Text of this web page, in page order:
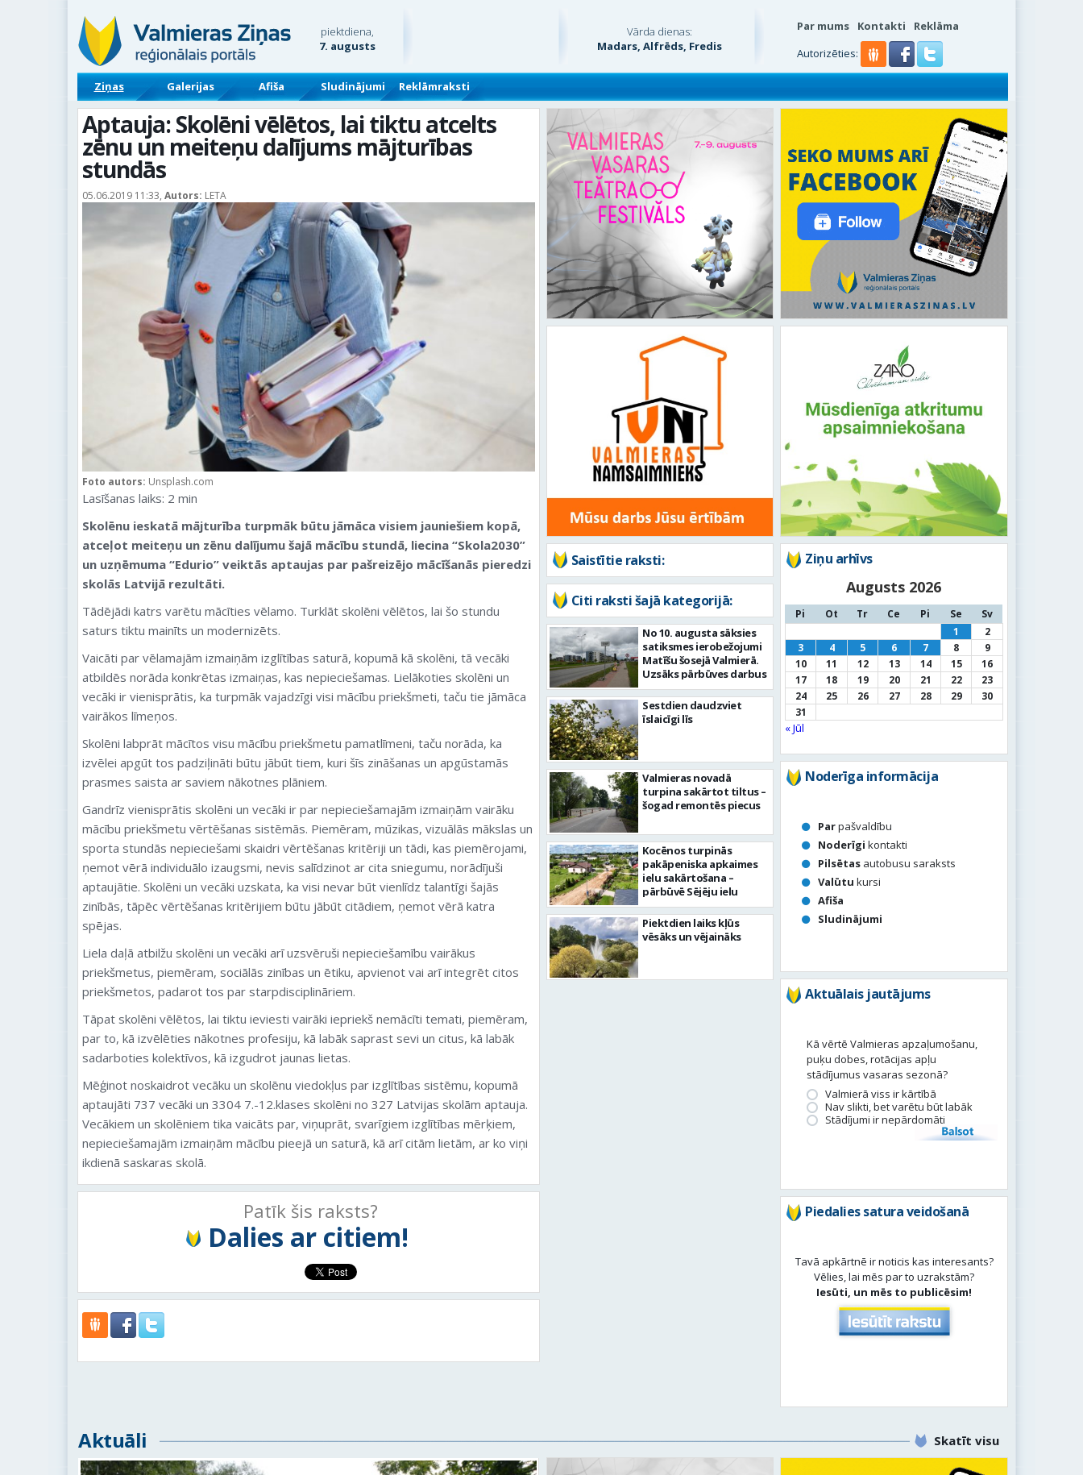
piektdiena,
7. augusts
Vārda dienas:
Madars, Alfrēds, Fredis
Par mums Kontakti
Reklāma
Autorizēties:
Ziņas Galerijas Afiša Sludinājumi Reklāmraksti
Aptauja: Skolēni vēlētos, lai tiktu atcelts
zēnu un meiteņu dalījums mājturības
stundās
05.06.2019 11:33, Autors: LETA
Foto autors: Unsplash.com
Lasīšanas laiks: 2 min
Skolēnu ieskatā mājturība turpmāk būtu jāmāca visiem jauniešiem kopā,
atceļot meiteņu un zēnu dalījumu šajā mācību stundā, liecina “Skola2030”
un uzņēmuma “Edurio” veiktās aptaujas par pašreizējo mācīšanās pieredzi
skolās Latvijā rezultāti.
Tādējādi katrs varētu mācīties vēlamo. Turklāt skolēni vēlētos, lai šo stundu
saturs tiktu mainīts un modernizēts.
Vaicāti par vēlamajām izmaiņām izglītības saturā, kopumā kā skolēni, tā vecāki
atbildēs norāda konkrētas izmaiņas, kas nepieciešamas. Lielākoties skolēni un
vecāki ir vienisprātis, ka turpmāk vajadzīgi visi mācību priekšmeti, taču tie jāmāca
vairākos līmeņos.
Skolēni labprāt mācītos visu mācību priekšmetu pamatlīmeni, taču norāda, ka
izvēlei apgūt tos padziļināti būtu jābūt tiem, kuri šīs zināšanas un apgūstamās
prasmes saista ar saviem nākotnes plāniem.
Gandrīz vienisprātis skolēni un vecāki ir par nepieciešamajām izmaiņām vairāku
mācību priekšmetu vērtēšanas sistēmās. Piemēram, mūzikas, vizuālās mākslas un
sporta stundās nepieciešami skaidri vērtēšanas kritēriji un tādi, kas piemērojami,
ņemot vērā individuālo izaugsmi, nevis salīdzinot ar cita sniegumu, norādījuši
aptaujātie. Skolēni un vecāki uzskata, ka visi nevar būt vienlīdz talantīgi šajās
zinībās, tāpēc vērtēšanas kritērijiem būtu jābūt citādiem, ņemot vērā katra
spējas.
Liela daļā atbilžu skolēni un vecāki arī uzsvēruši nepieciešamību vairākus
priekšmetus, piemēram, sociālās zinības un ētiku, apvienot vai arī integrēt citos
priekšmetos, padarot tos par starpdisciplināriem.
Tāpat skolēni vēlētos, lai tiktu ieviesti vairāki iepriekš nemācīti temati, piemēram,
par to, kā izvēlēties nākotnes profesiju, kā labāk saprast sevi un citus, kā labāk
sadarboties kolektīvos, kā izgudrot jaunas lietas.
Mēģinot noskaidrot vecāku un skolēnu viedokļus par izglītības sistēmu, kopumā
aptaujāti 737 vecāki un 3304 7.-12.klases skolēni no 327 Latvijas skolām aptauja.
Vecākiem un skolēniem tika vaicāts par, viņuprāt, svarīgiem izglītības mērķiem,
nepieciešamajām izmaiņām mācību pieejā un saturā, kā arī citām lietām, ar ko viņi
ikdienā saskaras skolā.
Patīk šis raksts?
Dalies ar citiem!
Saistītie raksti:
Citi raksti šajā kategorijā:
No 10. augusta sāksies
satiksmes ierobežojumi
Matīšu šosejā Valmierā.
Uzsāks pārbūves darbus
Sestdien daudzviet
īslaicīgi līs
Valmieras novadā
turpina sakārtot tiltus –
šogad remontēs piecus
Kocēnos turpinās
pakāpeniska apkaimes
ielu sakārtošana –
pārbūvē Sējēju ielu
Piektdien laiks kļūs
vēsāks un vējaināks
Ziņu arhīvs
Augusts 2026
Pi Ot Tr Ce Pi Se
Sv
1
2
3
4 5 6 7 8
9
10
11 12 13 14 15
16
17
18 19 20 21 22
23
24
25 26 27 28 29
30
31
« Jūl
Noderīga informācija
Parpašvaldību
Noderīgi kontakti
Pilsētas autobusu saraksts
Valūtu kursi
Afiša
Sludinājumi
Aktuālais jautājums
Kā vērtē Valmieras apzaļumošanu,
puķu dobes, rotācijas apļu
stādījumus vasaras sezonā?
Valmierā viss ir kārtībā
Nav slikti, bet varētu būt labāk
Stādījumi ir nepārdomāti
Balsot
Piedalies satura veidošanā
Tavā apkārtnē ir noticis kas interesants?
Vēlies, lai mēs par to uzrakstām?
Iesūti, un mēs to publicēsim!
Aktuāli Skatīt visu